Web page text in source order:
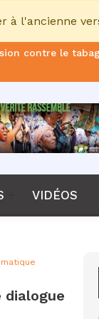
à l'ancienne
contre le
Faé à la tête
les États parties
VIDÉOS
dialogue